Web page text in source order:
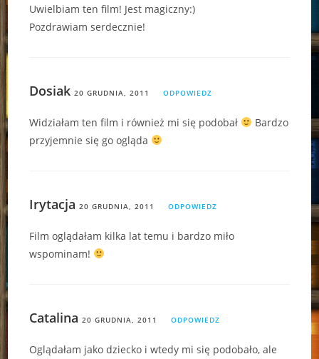
Uwielbiam ten film! Jest magiczny:)
Pozdrawiam serdecznie!
Dosiak 20 GRUDNIA, 2011 ODPOWIEDZ
Widziałam ten film i również mi się podobał
Bardzo
przyjemnie się go ogląda
Irytacja 20 GRUDNIA, 2011 ODPOWIEDZ
Film oglądałam kilka lat temu i bardzo miło
wspominam!
Catalina 20 GRUDNIA, 2011 ODPOWIEDZ
Oglądałam jako dziecko i wtedy mi się podobało, ale